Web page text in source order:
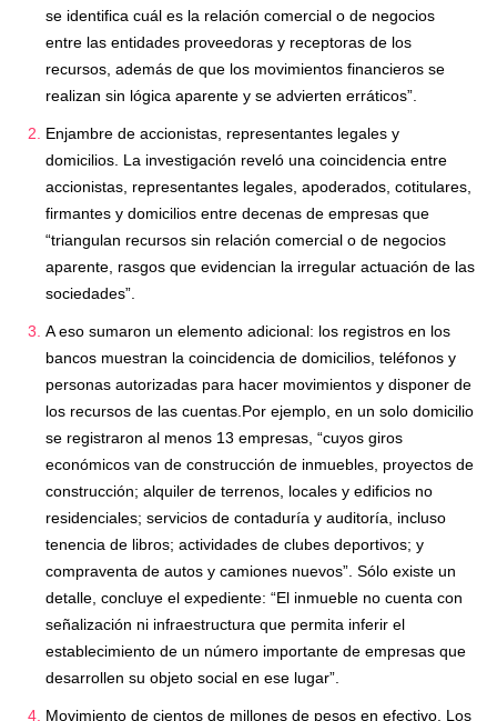
se identifica cuál es la relación comercial o de negocios
entre las entidades proveedoras y receptoras de los
recursos, además de que los movimientos financieros se
realizan sin lógica aparente y se advierten erráticos”.
Enjambre de accionistas, representantes legales y
domicilios. La investigación reveló una coincidencia entre
accionistas, representantes legales, apoderados, cotitulares,
firmantes y domicilios entre decenas de empresas que
“triangulan recursos sin relación comercial o de negocios
aparente, rasgos que evidencian la irregular actuación de las
sociedades”.
A eso sumaron un elemento adicional: los registros en los
bancos muestran la coincidencia de domicilios, teléfonos y
personas autorizadas para hacer movimientos y disponer de
los recursos de las cuentas.Por ejemplo, en un solo domicilio
se registraron al menos 13 empresas, “cuyos giros
económicos van de construcción de inmuebles, proyectos de
construcción; alquiler de terrenos, locales y edificios no
residenciales; servicios de contaduría y auditoría, incluso
tenencia de libros; actividades de clubes deportivos; y
compraventa de autos y camiones nuevos”. Sólo existe un
detalle, concluye el expediente: “El inmueble no cuenta con
señalización ni infraestructura que permita inferir el
establecimiento de un número importante de empresas que
desarrollen su objeto social en ese lugar”.
Movimiento de cientos de millones de pesos en efectivo. Los